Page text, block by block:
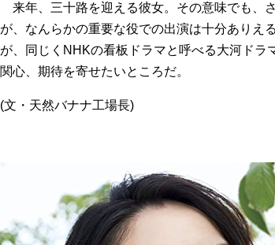
来年、三十路を迎える彼女。その意味でも、
が、なんらかの重要な役での出演は十分ありえ
が、同じくNHKの看板ドラマと呼べる大河ドラ
関心、期待を寄せたいところだ。
(文・天然バナナ工場長)